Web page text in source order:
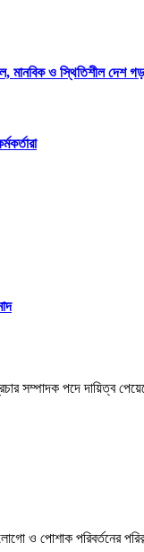
মানবিক ও স্থিতিশীল দেশ
সম্পাদক পদে দায়িত্ব
ও পোশাক পরিবর্তনের